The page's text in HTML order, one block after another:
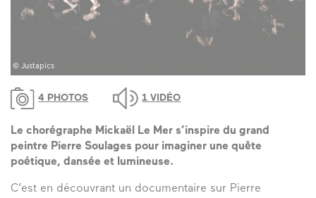
© Justapics
4 PHOTOS 1 VIDÉO
Le chorégraphe Mickaël Le Mer s’inspire du grand
peintre Pierre Soulages pour imaginer une quête
poétique, dansée et lumineuse.
C’est en découvrant un documentaire sur Pierre